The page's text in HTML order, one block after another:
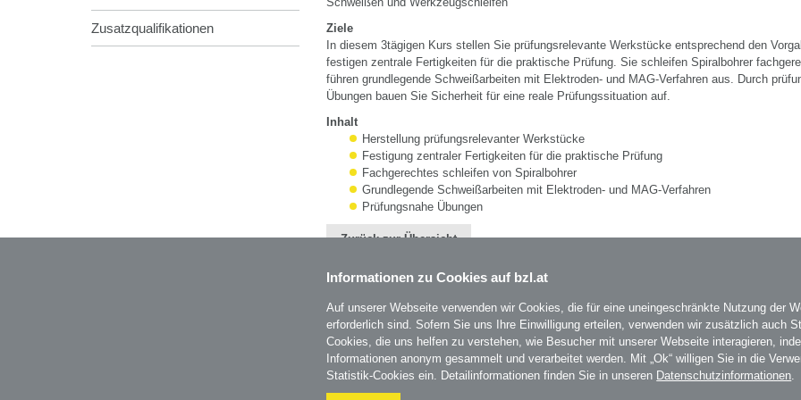
Zusatzqualifikationen
Ziele
In diesem 3tägigen Kurs stellen Sie prüfungsrelevante Werkstücke entsprechend den
festigen zentrale Fertigkeiten für die praktische Prüfung. Sie schleifen Spiralbohrer
führen grundlegende Schweißarbeiten mit Elektroden- und MAG-Verfahren aus. Durch
Übungen bauen Sie Sicherheit für eine reale Prüfungssituation auf.
Inhalt
Herstellung prüfungsrelevanter Werkstücke
Festigung zentraler Fertigkeiten für die praktische Prüfung
Fachgerechtes schleifen von Spiralbohrer
Grundlegende Schweißarbeiten mit Elektroden- und MAG-Verfahren
Prüfungsnahe Übungen
Zurück zur Übersicht
BZL- Bildungszentrum Lenzingauf Facebook
BZL- Bildungszentrum Lenzingauf Instagram
mit
Informationen zu Cookies auf bzl.at
Auf unserer Webseite verwenden wir Cookies, die für eine uneingeschränkte Nutzung der
erforderlich sind. Sofern Sie uns Ihre Einwilligung erteilen, verwenden wir zusätzlich auch
Cookies, die uns helfen zu verstehen, wie Besucher mit unserer Webseite interagieren,
Informationen anonym gesammelt und verarbeitet werden. Mit „Ok“ willigen Sie in die
Statistik-Cookies ein. Detailinformationen finden Sie in unseren Datenschutzinformationen.